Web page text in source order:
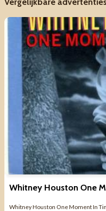
Whitney Houston One Moment In